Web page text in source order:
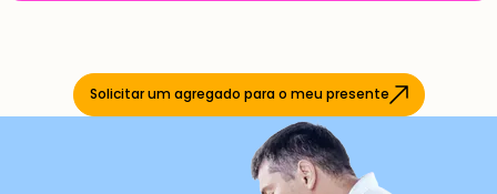
Solicitar um agregado para o meu presente